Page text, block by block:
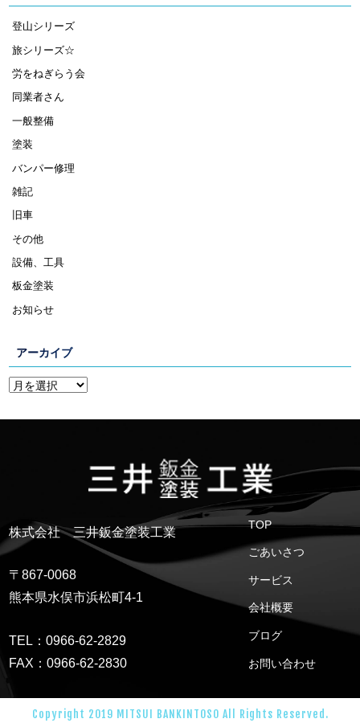
登山シリーズ
旅シリーズ☆
労をねぎらう会
同業者さん
一般整備
塗装
バンパー修理
雑記
旧車
その他
設備、工具
板金塗装
お知らせ
アーカイブ
株式会社 三井鈑金塗装工業
〒867-0068
熊本県水俣市浜松町4-1
TEL：0966-62-2829
FAX：0966-62-2830
TOP
ごあいさつ
サービス
会社概要
ブログ
お問い合わせ
Copyright 2019 MITSUI BANKINTOSO All Rights Reserved.